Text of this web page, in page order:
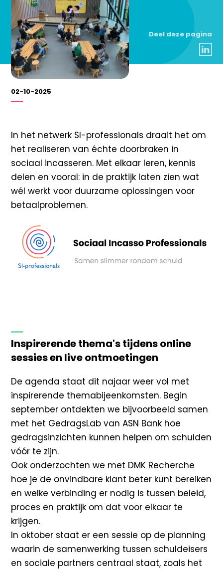
Deel deze pagina
02-10-2025
In het netwerk SI-professionals draait het om
het realiseren van échte doorbraken in
sociaal incasseren. Met elkaar leren, kennis
delen en vooral: in de praktijk laten zien wat
wél werkt voor duurzame oplossingen voor
betaalproblemen.
Inspirerende thema's tijdens online
sessies en live ontmoetingen
De agenda staat dit najaar weer vol met
inspirerende themabijeenkomsten. Begin
september ontdekten we bijvoorbeeld samen
met het GedragsLab van ASN Bank hoe
gedragsinzichten kunnen helpen om schulden
vóór te zijn.
Ook onderzochten we met DMK Recherche
hoe je de onvindbare klant beter kunt bereiken
en welke verbinding er nodig is tussen beleid,
proces en praktijk om dat voor elkaar te
krijgen.
In oktober staat er een sessie op de planning
waarin de samenwerking tussen schuldeisers
en sociale partners centraal staat, zoals het